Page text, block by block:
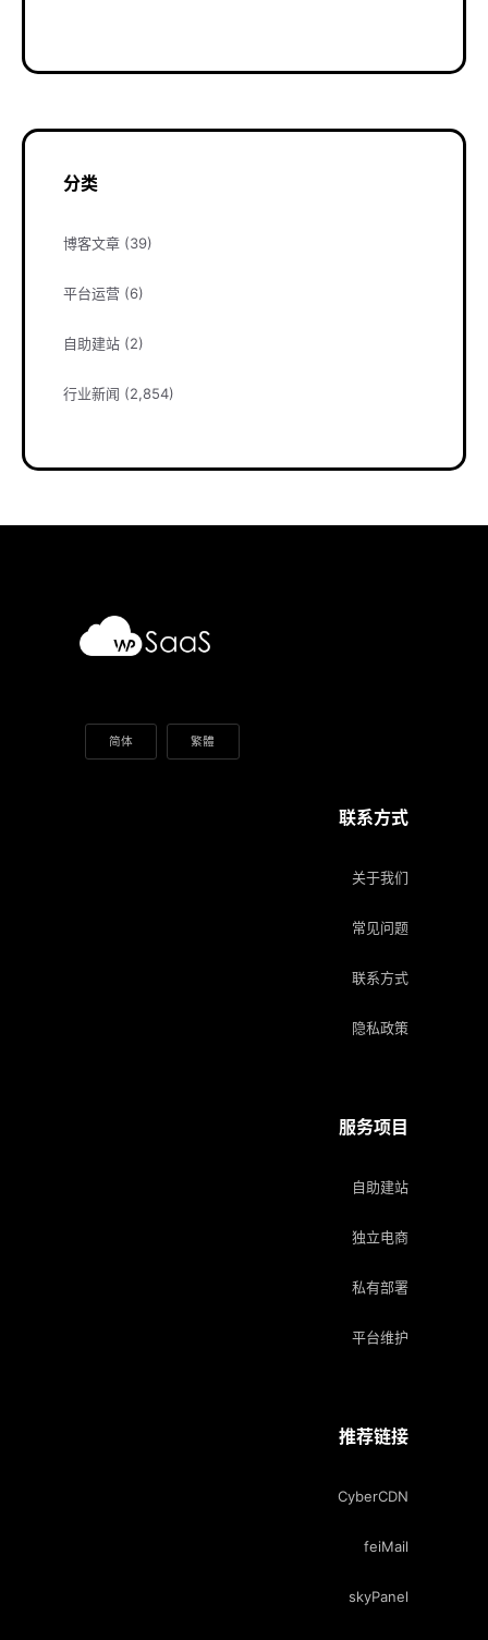
分类
博客文章 (39)
平台运营 (6)
自助建站 (2)
行业新闻 (2,854)
简体 繁體
联系方式
关于我们
常见问题
联系方式
隐私政策
服务项目
自助建站
独立电商
私有部署
平台维护
推荐链接
CyberCDN
feiMail
skyPanel